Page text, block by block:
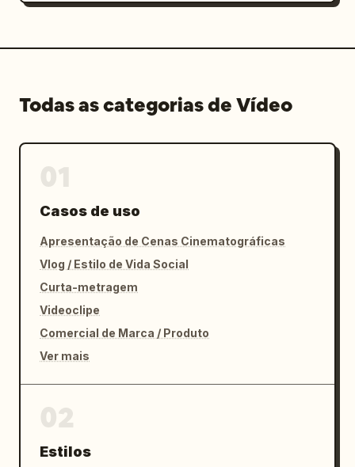
Todas as categorias de Vídeo
Casos de uso
Apresentação de Cenas Cinematográficas
Vlog / Estilo de Vida Social
Curta-metragem
Videoclipe
Comercial de Marca / Produto
Ver mais
Estilos